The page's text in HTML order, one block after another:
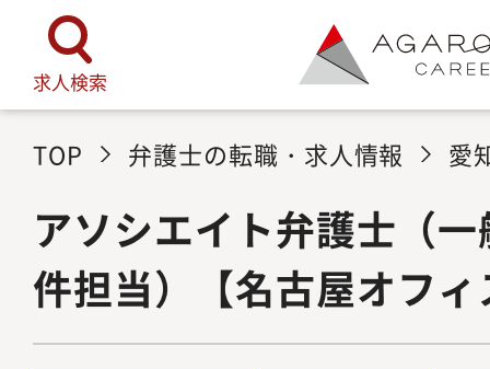
求人検索
TOP 弁護士の転職・求人情報 愛
アソシエイト弁護士（
件担当）【名古屋オフィ